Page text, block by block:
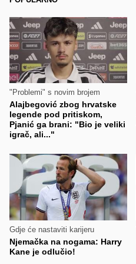
"Problemi" s novim brojem
Alajbegović zbog hrvatske
legende pod pritiskom,
Pjanić ga brani: "Bio je veliki
igrač, ali..."
Gdje će nastaviti karijeru
Njemačka na nogama: Harry
Kane je odlučio!